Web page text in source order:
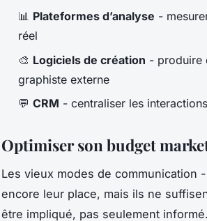
📊 Plateformes d’analyse -
réel
🎨 Logiciels de création - produire
graphiste externe
💬 CRM - centraliser les
Optimiser son budget
Les vieux modes de communication
encore leur place, mais ils ne
être impliqué, pas seulement